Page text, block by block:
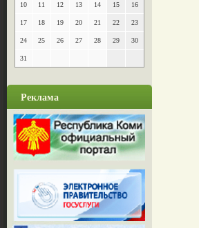
10 11 12 13 14 15 16
17 18 19 20 21 22 23
24 25 26 27 28 29 30
31
Реклама